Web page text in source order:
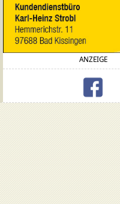
ANZEIGE